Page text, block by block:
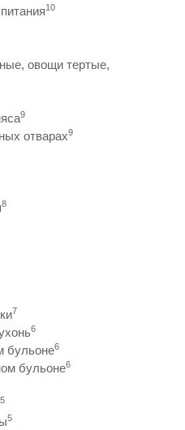
10
овощи тертые,
9
отварах9
8
7
6
бульоне6
бульоне6
5
5